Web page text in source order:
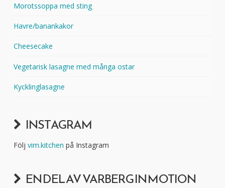
Morotssoppa med sting
Havre/banankakor
Cheesecake
Vegetarisk lasagne med många ostar
Kycklinglasagne
INSTAGRAM
Följ vim.kitchen på Instagram
EN DEL AV VARBERG IN MOTION